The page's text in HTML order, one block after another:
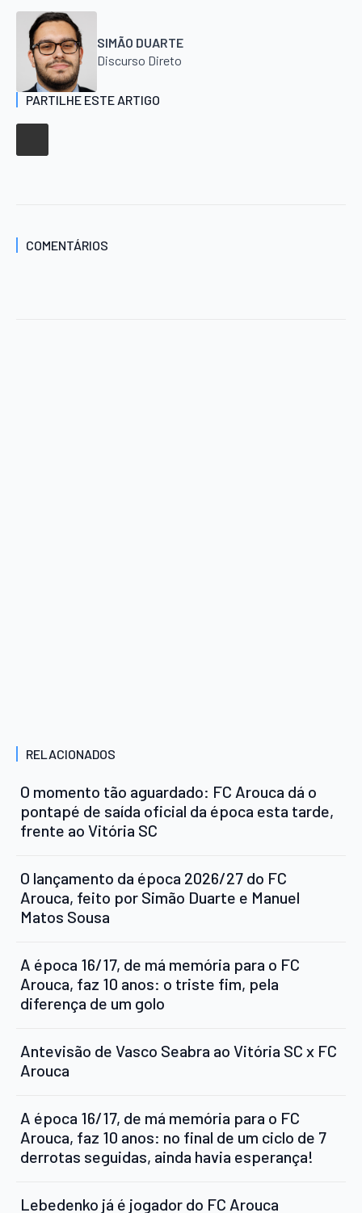
SIMÃO DUARTE
Discurso Direto
PARTILHE ESTE ARTIGO
COMENTÁRIOS
RELACIONADOS
O momento tão aguardado: FC Arouca dá o
pontapé de saída oficial da época esta tarde,
frente ao Vitória SC
O lançamento da época 2026/27 do FC
Arouca, feito por Simão Duarte e Manuel
Matos Sousa
A época 16/17, de má memória para o FC
Arouca, faz 10 anos: o triste fim, pela
diferença de um golo
Antevisão de Vasco Seabra ao Vitória SC x FC
Arouca
A época 16/17, de má memória para o FC
Arouca, faz 10 anos: no final de um ciclo de 7
derrotas seguidas, ainda havia esperança!
Lebedenko já é jogador do FC Arouca